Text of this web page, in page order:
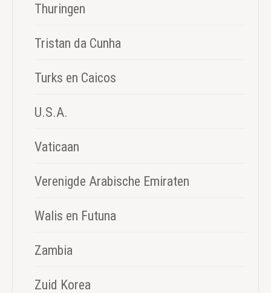
Thuringen
Tristan da Cunha
Turks en Caicos
U.S.A.
Vaticaan
Verenigde Arabische Emiraten
Walis en Futuna
Zambia
Zuid Korea